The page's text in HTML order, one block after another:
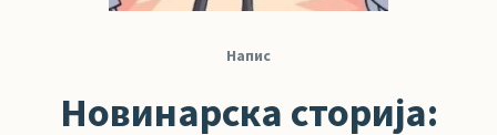
Напис
Новинарска сторија: